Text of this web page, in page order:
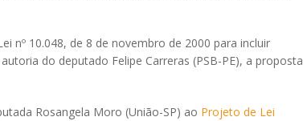
nº 10.048, de 8 de novembro de 2000 para incluir
do deputado Felipe Carreras (PSB-PE), a proposta
Rosangela Moro (União-SP) ao Projeto de Lei